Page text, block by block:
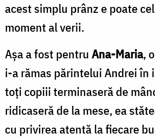
acest simplu prânz e poate
moment al verii.
Așa a fost pentru Ana-Maria,
i-a rămas părintelui Andrei în
toți copiii terminaseră de
ridicaseră de la mese, ea
cu privirea atentă la fiecare